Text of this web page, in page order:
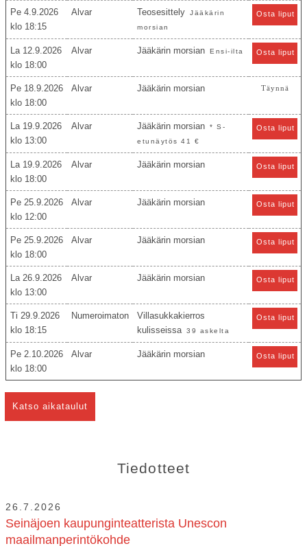
Pe 4.9.2026
18:15
Alvar Teosesittely
Jääkärin
morsian
Osta liput
La 12.9.2026
18:00
Alvar Jääkärin morsian Ensi-ilta Osta liput
Pe 18.9.2026
18:00
Alvar Jääkärin morsian Täynnä
La 19.9.2026
13:00
Alvar Jääkärin morsian
* S-
etunäytös 41 €
Osta liput
La 19.9.2026
18:00
Alvar Jääkärin morsian Osta liput
Pe 25.9.2026
12:00
Alvar Jääkärin morsian Osta liput
Pe 25.9.2026
18:00
Alvar Jääkärin morsian Osta liput
La 26.9.2026
13:00
Alvar Jääkärin morsian Osta liput
Ti 29.9.2026
18:15
Numeroimaton
Villasukkakierros
kulisseissa
39 askelta
Osta liput
Pe 2.10.2026
18:00
Alvar Jääkärin morsian Osta liput
Katso aikataulut
Tiedotteet
26.7.2026
Seinäjoen kaupunginteatterista Unescon
maailmanperintökohde